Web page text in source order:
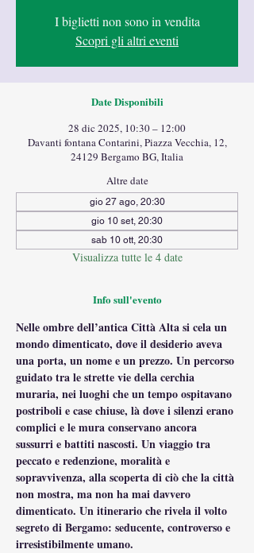
I biglietti non sono in vendita
Scopri gli altri eventi
Date Disponibili
28 dic 2025, 10:30 – 12:00
Davanti fontana Contarini, Piazza Vecchia, 12,
24129 Bergamo BG, Italia
Altre date
gio 27 ago, 20:30
gio 10 set, 20:30
sab 10 ott, 20:30
Visualizza tutte le 4 date
Info sull'evento
Nelle ombre dell’antica Città Alta si cela un
mondo dimenticato, dove il desiderio aveva
una porta, un nome e un prezzo. Un percorso
guidato tra le strette vie della cerchia
muraria, nei luoghi che un tempo ospitavano
postriboli e case chiuse, là dove i silenzi erano
complici e le mura conservano ancora
sussurri e battiti nascosti. Un viaggio tra
peccato e redenzione, moralità e
sopravvivenza, alla scoperta di ciò che la città
non mostra, ma non ha mai davvero
dimenticato. Un itinerario che rivela il volto
segreto di Bergamo: seducente, controverso e
irresistibilmente umano.